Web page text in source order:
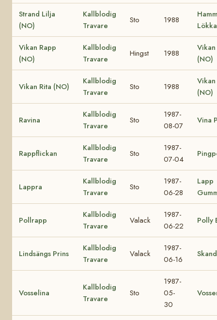
Strand Lilja
(NO)
Kallblodig
Travare
Sto 1988
Vikan Rapp
(NO)
Kallblodig
Travare
Hingst 1988
(NO)
Vikan Rita (NO)
Kallblodig
Travare
Sto 1988
(NO)
Ravina
Kallblodig
Travare
Sto
1987-
08-07
Vina
Rappflickan
Kallblodig
Travare
Sto
1987-
07-04
Lappra
Kallblodig
Travare
Sto
1987-
06-28
Lapp
Pollrapp
Kallblodig
Travare
Valack
1987-
06-22
Polly
Lindsängs Prins
Kallblodig
Travare
Valack
1987-
06-16
Vosselina
Kallblodig
Travare
Sto
1987-
05-
30